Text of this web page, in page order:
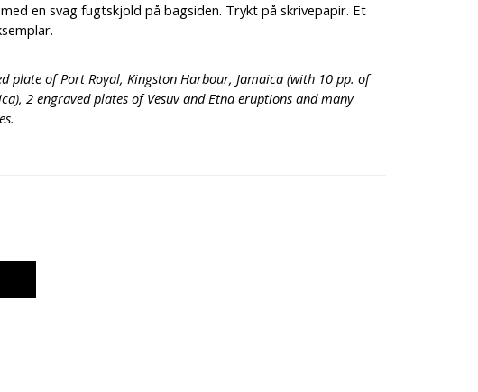
en svag fugtskjold på bagsiden. Trykt på skrivepapir. Et
plate of Port Royal, Kingston Harbour, Jamaica (with 10 pp. of
2 engraved plates of Vesuv and Etna eruptions and many